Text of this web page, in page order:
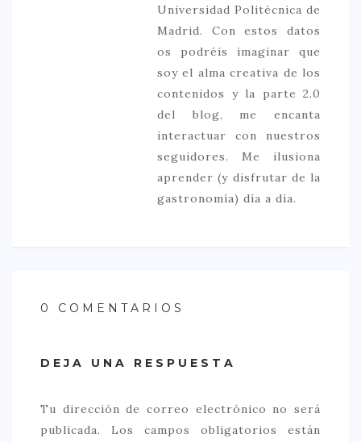
Universidad Politécnica de
Madrid. Con estos datos
os podréis imaginar que
soy el alma creativa de los
contenidos y la parte 2.0
del blog, me encanta
interactuar con nuestros
seguidores. Me ilusiona
aprender (y disfrutar de la
gastronomía) día a día.
0 COMENTARIOS
DEJA UNA RESPUESTA
Tu dirección de correo electrónico no será
publicada.
Los campos obligatorios están